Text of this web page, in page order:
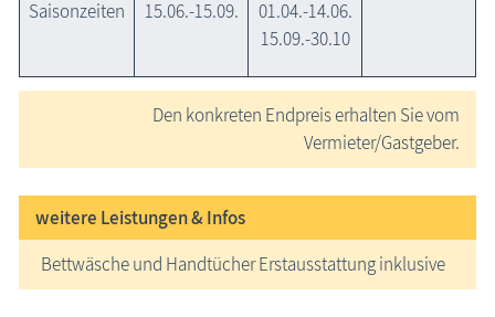
Saisonzeiten 15.06.-15.09.
01.04.-14.06.
15.09.-30.10
Den konkreten Endpreis erhalten Sie vom
Vermieter/Gastgeber.
weitere Leistungen & Infos
Bettwäsche und Handtücher Erstausstattung inklusive